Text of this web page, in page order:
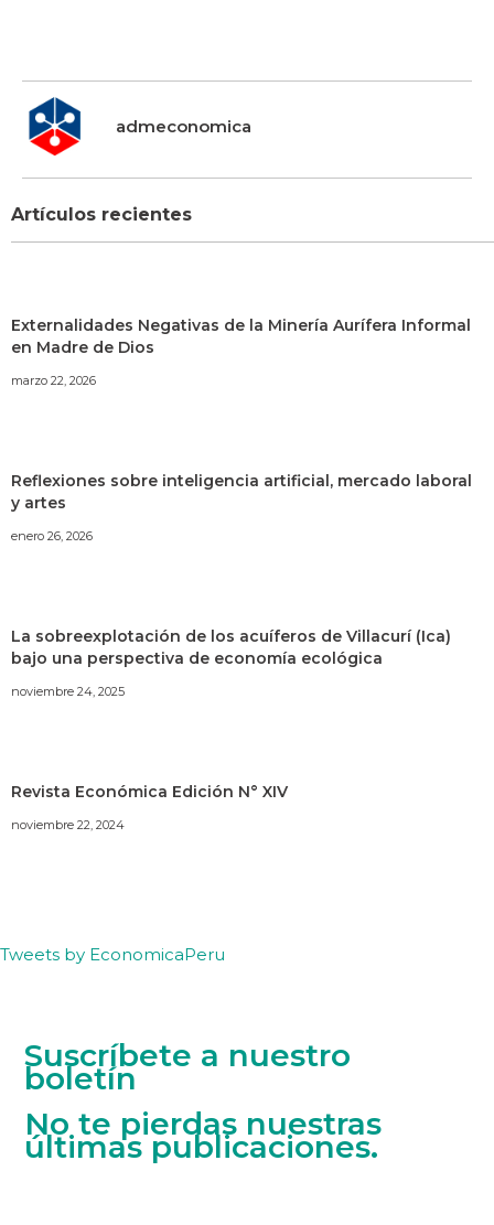
admeconomica
Artículos recientes
Externalidades Negativas de la Minería Aurífera Informal
en Madre de Dios
marzo 22, 2026
Reflexiones sobre inteligencia artificial, mercado laboral
y artes
enero 26, 2026
La sobreexplotación de los acuíferos de Villacurí (Ica)
bajo una perspectiva de economía ecológica
noviembre 24, 2025
Revista Económica Edición N° XIV
noviembre 22, 2024
Tweets by EconomicaPeru
Suscríbete a nuestro
boletín
No te pierdas nuestras
últimas publicaciones.